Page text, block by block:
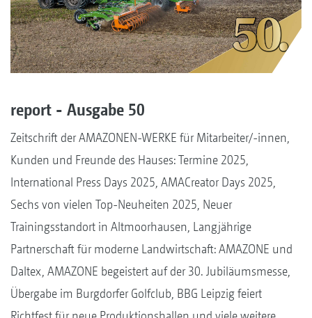
report - Ausgabe 50
Zeitschrift der AMAZONEN-WERKE für Mitarbeiter/-innen,
Kunden und Freunde des Hauses: Termine 2025,
International Press Days 2025, AMACreator Days 2025,
Sechs von vielen Top-Neuheiten 2025, Neuer
Trainingsstandort in Altmoorhausen, Langjährige
Partnerschaft für moderne Landwirtschaft: AMAZONE und
Daltex, AMAZONE begeistert auf der 30. Jubiläumsmesse,
Übergabe im Burgdorfer Golfclub, BBG Leipzig feiert